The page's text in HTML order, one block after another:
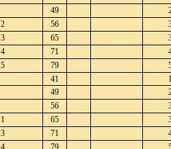
49
2 56
3 65
4 71
5 79
41
49
56
1 65
3 71
4 79